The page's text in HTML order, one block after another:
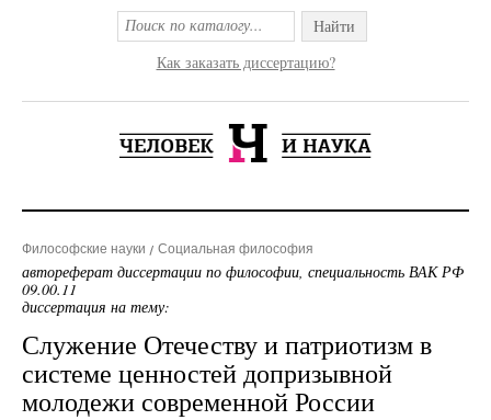
Найти
Как заказать диссертацию?
Философские науки Социальная философия
автореферат диссертации по философии, специальность ВАК РФ
09.00.11
диссертация на тему:
Служение Отечеству и патриотизм в
системе ценностей допризывной
молодежи современной России